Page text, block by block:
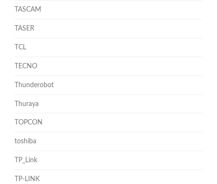
TASCAM
TASER
TCL
TECNO
Thunderobot
Thuraya
TOPCON
toshiba
TP_Link
TP-LINK